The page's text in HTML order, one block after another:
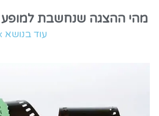
מהי ההצגה שנחשבת למופע
עוד בנושא